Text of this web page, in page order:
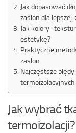
Jak dopasować
zasłon dla lepszej
Jak kolory i
estetykę?
Praktyczne
zasłon
Najczęstsze
termoizolacyjnych
Jak wybrać
termoizolacji?